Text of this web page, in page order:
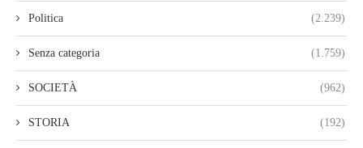
Politica (2.239)
Senza categoria (1.759)
SOCIETÀ (962)
STORIA (192)